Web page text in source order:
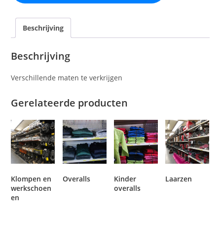
Beschrijving
Beschrijving
Verschillende maten te verkrijgen
Gerelateerde producten
Klompen en
werkschoen
en
Overalls
Kinder
overalls
Laarzen